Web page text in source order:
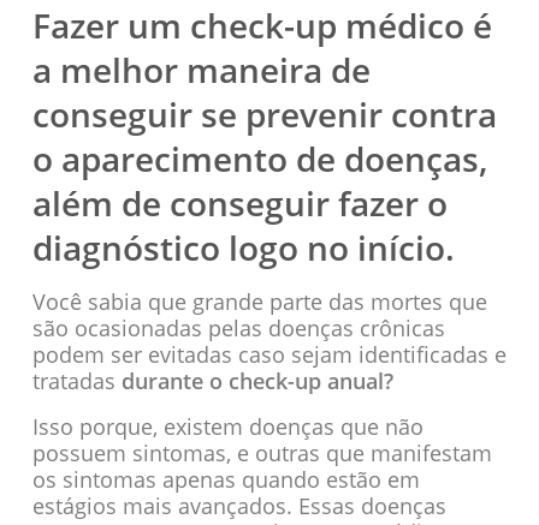
Fazer um check-up médico é
a melhor maneira de
conseguir se prevenir contra
o aparecimento de doenças,
além de conseguir fazer o
diagnóstico logo no início.
Você sabia que grande parte das mortes que
são ocasionadas pelas doenças crônicas
podem ser evitadas caso sejam identificadas e
tratadas durante o check-up anual?
Isso porque, existem doenças que não
possuem sintomas, e outras que manifestam
os sintomas apenas quando estão em
estágios mais avançados. Essas doenças